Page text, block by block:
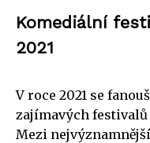
Komediální
2021
V roce 2021 se
zajímavých festivalů
Mezi